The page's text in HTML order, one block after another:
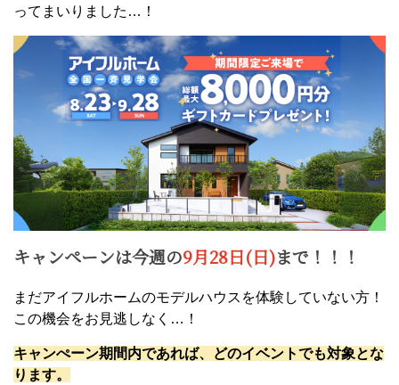
ってまいりました…！
キャンペーンは今週の9月28日(日)まで！！！
まだアイフルホームのモデルハウスを体験していない方！
この機会をお見逃しなく…！
キャンぺーン期間内であれば、どのイベントでも対象とな
ります。